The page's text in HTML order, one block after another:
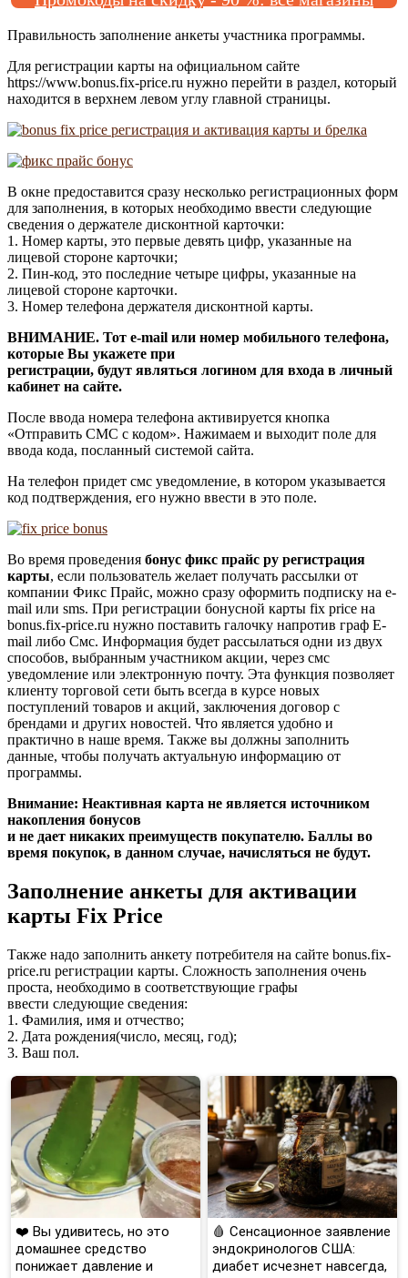
Правильность заполнение анкеты участника программы.
Для регистрации карты на официальном сайте
https://www.bonus.fix-price.ru нужно перейти в раздел, который
находится в верхнем левом углу главной страницы.
В окне предоставится сразу несколько регистрационных форм
для заполнения, в которых необходимо ввести следующие
сведения о держателе дисконтной карточки:
1. Номер карты, это первые девять цифр, указанные на
лицевой стороне карточки;
2. Пин-код, это последние четыре цифры, указанные на
лицевой стороне карточки.
3. Номер телефона держателя дисконтной карты.
ВНИМАНИЕ. Тот e-mail или номер мобильного телефона,
которые Вы укажете при
регистрации, будут являться логином для входа в личный
кабинет на сайте.
После ввода номера телефона активируется кнопка
«Отправить СМС с кодом». Нажимаем и выходит поле для
ввода кода, посланный системой сайта.
На телефон придет смс уведомление, в котором указывается
код подтверждения, его нужно ввести в это поле.
Во время проведения бонус фикс прайс ру регистрация
карты, если пользователь желает получать рассылки от
компании Фикс Прайс, можно сразу оформить подписку на e-
mail или sms. При регистрации бонусной карты fix price на
bonus.fix-price.ru нужно поставить галочку напротив граф E-
mail либо Смс. Информация будет рассылаться одни из двух
способов, выбранным участником акции, через смс
уведомление или электронную почту. Эта функция позволяет
клиенту торговой сети быть всегда в курсе новых
поступлений товаров и акций, заключения договор с
брендами и других новостей. Что является удобно и
практично в наше время. Также вы должны заполнить
данные, чтобы получать актуальную информацию от
программы.
Внимание: Неактивная карта не является источником
накопления бонусов
и не дает никаких преимуществ покупателю. Баллы во
время покупок, в данном случае, начисляться не будут.
Заполнение анкеты для активации
карты Fix Price
Также надо заполнить анкету потребителя на сайте bonus.fix-
price.ru регистрации карты. Сложность заполнения очень
проста, необходимо в соответствующие графы
ввести следующие сведения:
1. Фамилия, имя и отчество;
2. Дата рождения(число, месяц, год);
3. Ваш пол.
❤️ Вы удивитесь, но это
домашнее средство
понижает давление и
🩸 Сенсационное заявление
эндокринологов США:
диабет исчезнет навсегда,